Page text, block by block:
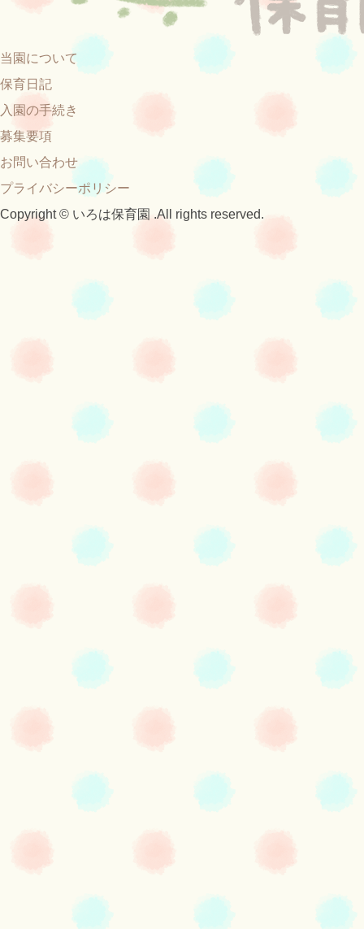
当園について
保育日記
入園の手続き
募集要項
お問い合わせ
プライバシーポリシー
Copyright © いろは保育園 .All rights reserved.